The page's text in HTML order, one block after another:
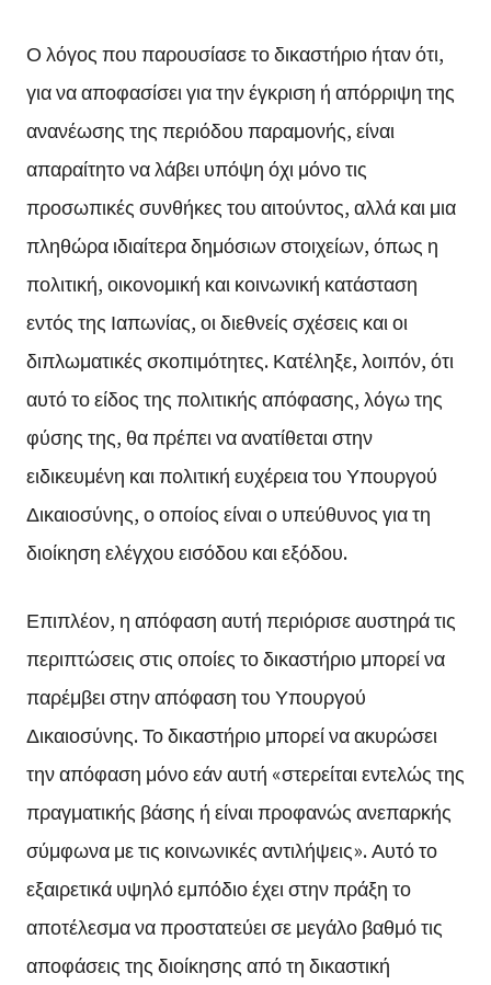
Ο λόγος που παρουσίασε το δικαστήριο ήταν ότι,
για να αποφασίσει για την έγκριση ή απόρριψη της
ανανέωσης της περιόδου παραμονής, είναι
απαραίτητο να λάβει υπόψη όχι μόνο τις
προσωπικές συνθήκες του αιτούντος, αλλά και μια
πληθώρα ιδιαίτερα δημόσιων στοιχείων, όπως η
πολιτική, οικονομική και κοινωνική κατάσταση
εντός της Ιαπωνίας, οι διεθνείς σχέσεις και οι
διπλωματικές σκοπιμότητες. Κατέληξε, λοιπόν, ότι
αυτό το είδος της πολιτικής απόφασης, λόγω της
φύσης της, θα πρέπει να ανατίθεται στην
ειδικευμένη και πολιτική ευχέρεια του Υπουργού
Δικαιοσύνης, ο οποίος είναι ο υπεύθυνος για τη
διοίκηση ελέγχου εισόδου και εξόδου.
Επιπλέον, η απόφαση αυτή περιόρισε αυστηρά τις
περιπτώσεις στις οποίες το δικαστήριο μπορεί να
παρέμβει στην απόφαση του Υπουργού
Δικαιοσύνης. Το δικαστήριο μπορεί να ακυρώσει
την απόφαση μόνο εάν αυτή «στερείται εντελώς της
πραγματικής βάσης ή είναι προφανώς ανεπαρκής
σύμφωνα με τις κοινωνικές αντιλήψεις». Αυτό το
εξαιρετικά υψηλό εμπόδιο έχει στην πράξη το
αποτέλεσμα να προστατεύει σε μεγάλο βαθμό τις
αποφάσεις της διοίκησης από τη δικαστική